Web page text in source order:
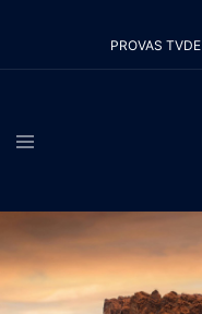
o
PROVAS TVDE
Alternar
menu